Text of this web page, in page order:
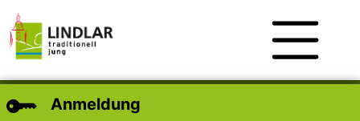
Anmeldung